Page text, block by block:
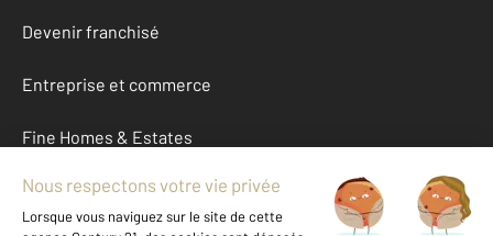
Devenir franchisé
Entreprise et commerce
Fine Homes & Estates
À propos